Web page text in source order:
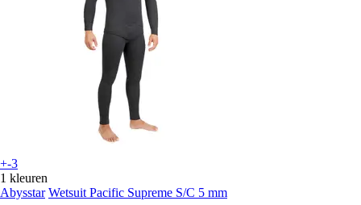
+-3
1 kleuren
Abysstar Wetsuit Pacific Supreme S/C 5 mm